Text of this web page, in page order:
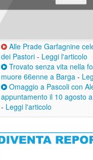
Alle Prade Garfagnine
dei Pastori - Leggi l'articolo
Trovato senza vita nella
muore 66enne a Barga -
Omaggio a Pascoli con
appuntamento il 10 agosto
- Leggi l'articolo